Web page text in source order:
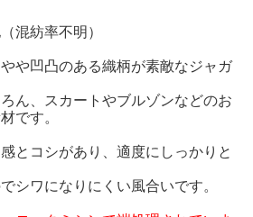
混紡率不明）
や凹凸のある織柄が素敵なジャガ
ん、スカートやブルゾンなどのお
です。
とコシがあり、適度にしっかりと
シワになりにくい風合いです。